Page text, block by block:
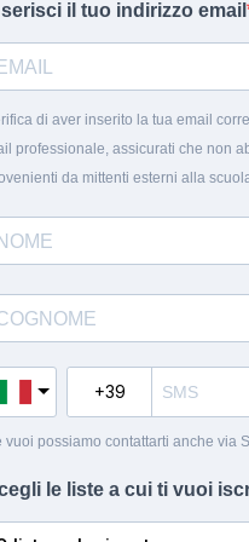
il tuo indirizzo email
di aver inserito la tua email
professionale, assicurati che non
da mittenti esterni alla
vuoi possiamo contattarti anche via
le liste a cui ti vuoi